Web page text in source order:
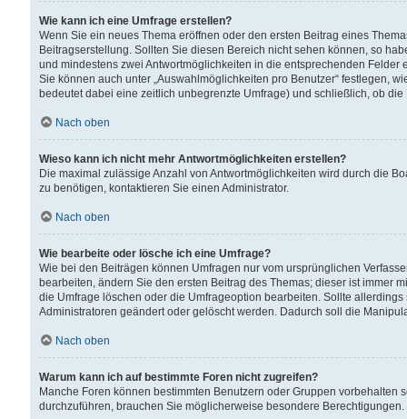
Wie kann ich eine Umfrage erstellen?
Wenn Sie ein neues Thema eröffnen oder den ersten Beitrag eines
Beitragserstellung. Sollten Sie diesen Bereich nicht sehen können, so
und mindestens zwei Antwortmöglichkeiten in die entsprechenden
Sie können auch unter „Auswahlmöglichkeiten pro Benutzer“ festlegen,
bedeutet dabei eine zeitlich unbegrenzte Umfrage) und schließlich, ob
Nach oben
Wieso kann ich nicht mehr Antwortmöglichkeiten erstellen?
Die maximal zulässige Anzahl von Antwortmöglichkeiten wird durch die
zu benötigen, kontaktieren Sie einen Administrator.
Nach oben
Wie bearbeite oder lösche ich eine Umfrage?
Wie bei den Beiträgen können Umfragen nur vom ursprünglichen
bearbeiten, ändern Sie den ersten Beitrag des Themas; dieser ist immer
die Umfrage löschen oder die Umfrageoption bearbeiten. Sollte
Administratoren geändert oder gelöscht werden. Dadurch soll die
Nach oben
Warum kann ich auf bestimmte Foren nicht zugreifen?
Manche Foren können bestimmten Benutzern oder Gruppen
durchzuführen, brauchen Sie möglicherweise besondere